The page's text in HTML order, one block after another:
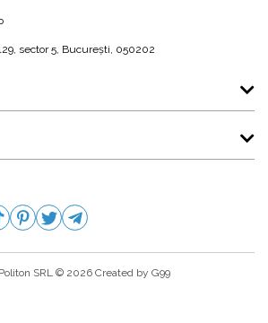
sector 5, București, 050202
SRL © 2026 Created by G99